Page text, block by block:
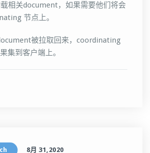
相关document，如果需要他们将会
节点上。
被拉取回来，coordinating
集到客户端上。
8月 31,2020